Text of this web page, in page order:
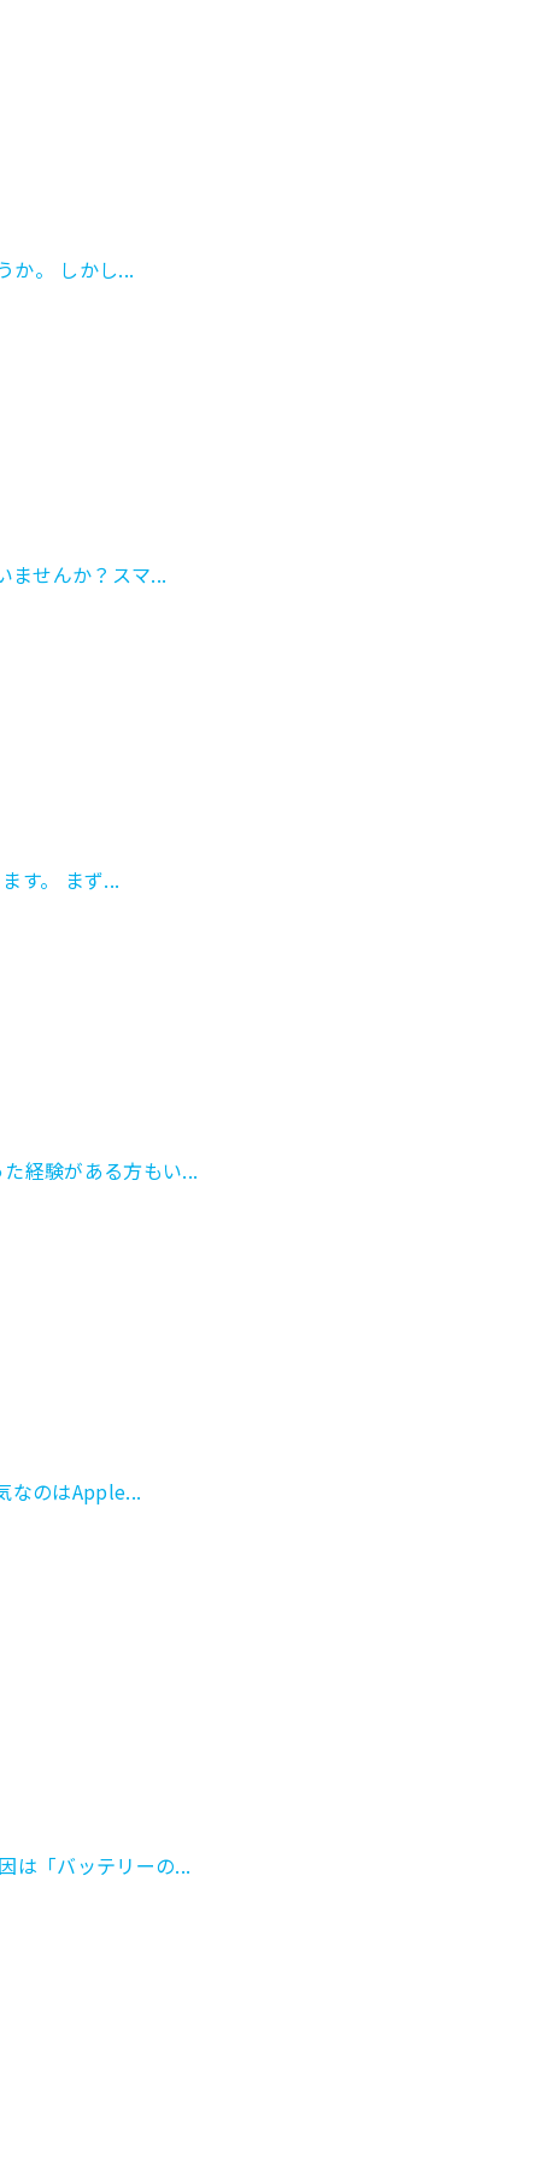
か。 しかし...
ませんか？スマ...
す。 まず...
経験がある方もい...
なのはApple...
は「バッテリーの...